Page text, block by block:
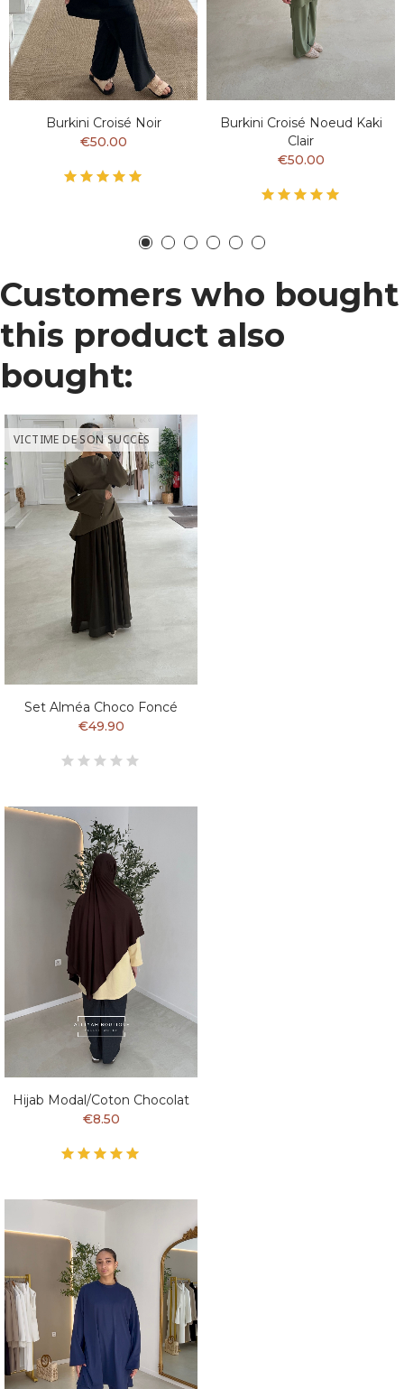
Burkini Croisé Noir
€50.00
Burkini Croisé Noeud Kaki
Clair
€50.00
Customers who bought
this product also
bought:
VICTIME DE SON SUCCÈS
Set Alméa Choco Foncé
€49.90
Hijab Modal/coton Chocolat
€8.50